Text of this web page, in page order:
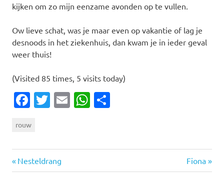
kijken om zo mijn eenzame avonden op te vullen.
Ow lieve schat, was je maar even op vakantie of lag je
desnoods in het ziekenhuis, dan kwam je in ieder geval
weer thuis!
(Visited 85 times, 5 visits today)
Facebook
Twitter
EmailWhatsApp
rouw
Bericht
Vorige
bericht:
Nesteldrang
Volgende
bericht:
Fiona